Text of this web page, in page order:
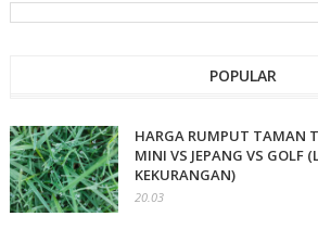
POPULAR
HARGA RUMPUT TAMAN
MINI VS JEPANG VS GOLF
KEKURANGAN)
20.03